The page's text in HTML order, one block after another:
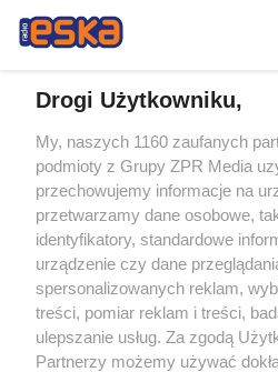
Drogi Użytkowniku,
My, naszych 1160 zaufanych
podmioty z Grupy ZPR Media
przechowujemy informacje na
przetwarzamy dane osobowe,
identyfikatory, standardowe
urządzenie czy dane
spersonalizowanych reklam,
treści, pomiar reklam i treści,
ulepszanie usług. Za zgodą
Partnerzy możemy używać